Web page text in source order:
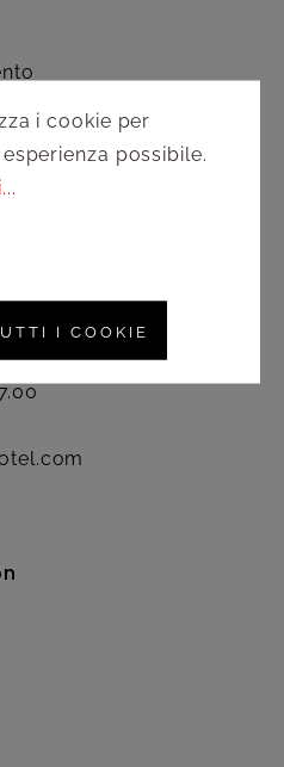
nel
i cookie per
possibile.
I COOKIE